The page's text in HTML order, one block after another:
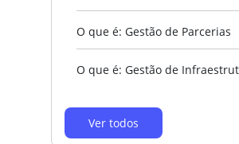
O que é: Gestão de Parcerias
O que é: Gestão de
Ver todos